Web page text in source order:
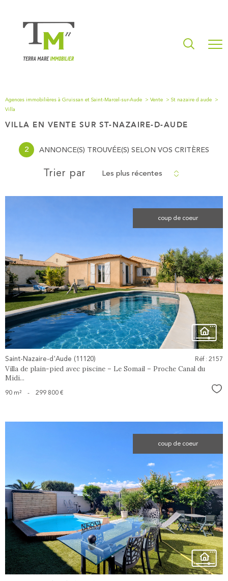
Agences immobilières à Gruissan et Saint-Marcel-sur-Aude Vente
St nazaire d aude
Villa
VILLA EN VENTE SUR ST-NAZAIRE-D-AUDE
2 ANNONCE(S) TROUVÉE(S) SELON VOS CRITÈRES
Trier par Les plus récentes
coup de coeur
voir le
bien
Saint-Nazaire-d'Aude (11120)
Villa de plain-pied avec piscine – Le Somail – Proche Canal du
Midi...
Réf : 2157
90 m² - 299 800 €
coup de coeur
voir le
bien